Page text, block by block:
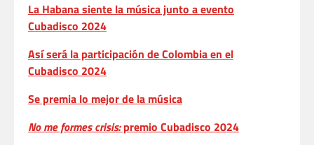
La Habana siente la música junto a evento
Cubadisco 2024
Así será la participación de Colombia en el
Cubadisco 2024
Se premia lo mejor de la música
No me formes crisis:premio Cubadisco 2024